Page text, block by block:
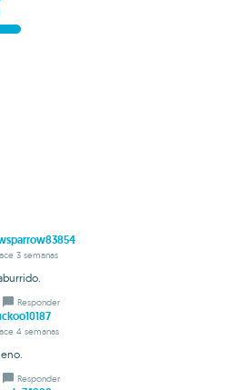
3 semanas
Responder
4 semanas
Responder